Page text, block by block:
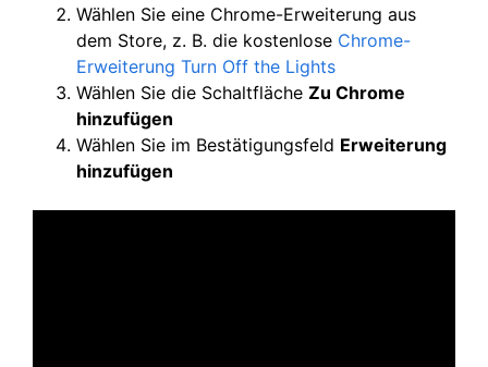
Wählen Sie eine Chrome-Erweiterung aus
dem Store, z. B. die kostenlose Chrome-
Erweiterung Turn Off the Lights
Wählen Sie die Schaltfläche Zu Chrome
hinzufügen
Wählen Sie im Bestätigungsfeld Erweiterung
hinzufügen